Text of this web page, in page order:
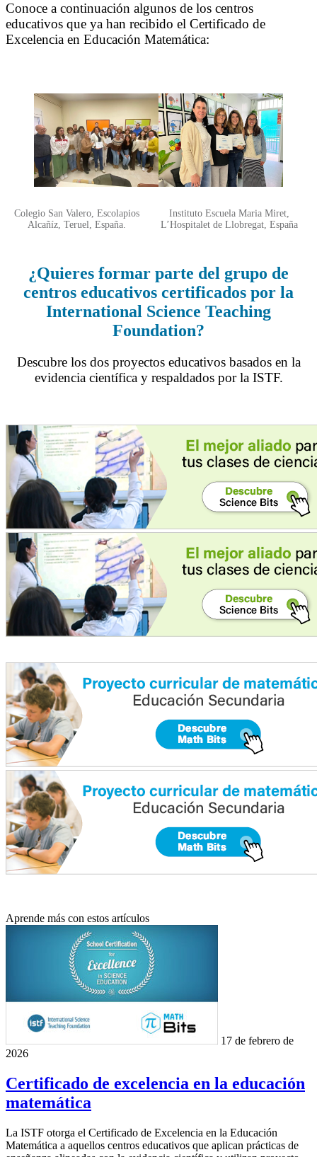
Conoce a continuación algunos de los centros
educativos que ya han recibido el Certificado de
Excelencia en Educación Matemática:
Colegio San Valero, Escolapios
Alcañíz, Teruel, España.
Instituto Escuela Maria Miret,
L’Hospitalet de Llobregat, España
¿Quieres formar parte del grupo de
centros educativos certificados por la
International Science Teaching
Foundation?
Descubre los dos proyectos educativos basados en la
evidencia científica y respaldados por la ISTF.
Aprende más con estos artículos
17 de febrero de
2026
Certificado de excelencia en la educación
matemática
La ISTF otorga el Certificado de Excelencia en la Educación
Matemática a aquellos centros educativos que aplican prácticas de